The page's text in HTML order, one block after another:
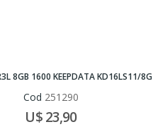
8GB 1600 KEEPDATA KD16LS11/8G
Cod 251290
U$ 23,90